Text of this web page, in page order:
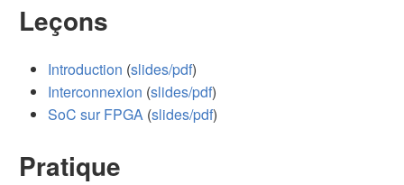
Leçons
Introduction (slides/pdf)
Interconnexion (slides/pdf)
SoC sur FPGA (slides/pdf)
Pratique